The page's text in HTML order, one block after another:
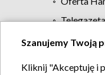
Szanujemy Twoją
Kliknij "Akceptuję i